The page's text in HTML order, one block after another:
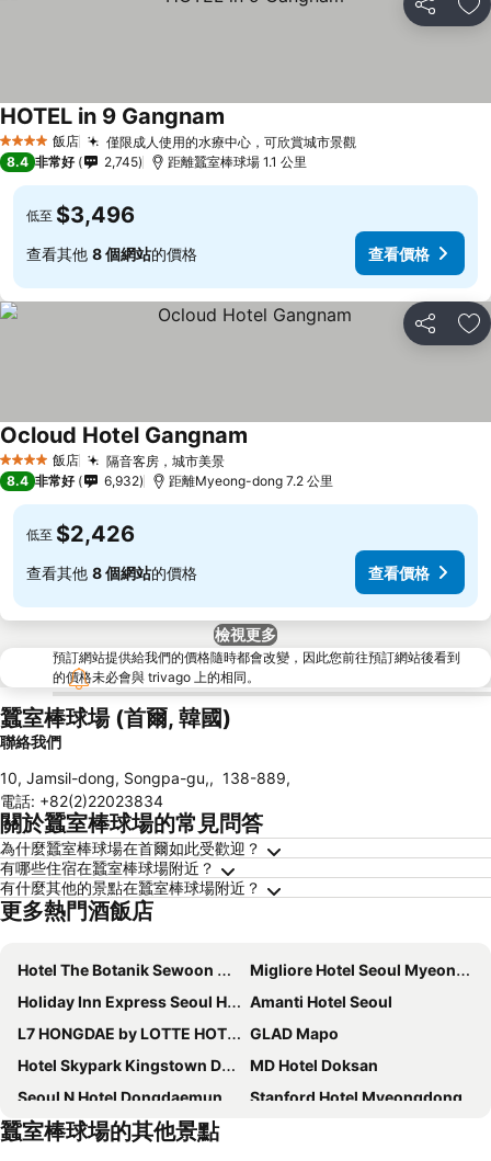
分享 加
4 星級 飯店 僅限成人使用的水療中心，可欣賞城市景觀
HOTEL in 9 Gangnam
8.4 非常好 2,745 距離蠶室棒球場 1.1 公里
低至 $3,496
查看其他 8 個網站的價格 查看價格
分享 加
4 星級 飯店 隔音客房，城市美景
Ocloud Hotel Gangnam
8.4 非常好 6,932 距離Myeong-dong 7.2 公里
低至 $2,426
查看其他 8 個網站的價格 查看價格
檢視更多
預訂網站提供給我們的價格隨時都會改變，因此您前往預訂網站後看到
的價格未必會與 trivago 上的相同。
蠶室棒球場 (首爾, 韓國)
聯絡我們
10, Jamsil-dong, Songpa-gu,, 138-889,
電話: +82(2)22023834
關於蠶室棒球場的常見問答
為什麼蠶室棒球場在首爾如此受歡迎？
有哪些住宿在蠶室棒球場附近？
有什麼其他的景點在蠶室棒球場附近？
更多熱門酒飯店
Hotel The Botanik Sewoon Myeongdong
Migliore Hotel Seoul Myeongdong
Holiday Inn Express Seoul Hongdae By Ihg
Amanti Hotel Seoul
L7 HONGDAE by LOTTE HOTELS
GLAD Mapo
Hotel Skypark Kingstown Dongdaemun
MD Hotel Doksan
Seoul N Hotel Dongdaemun
Stanford Hotel Myeongdong
HOTEL DRIP&DROP, Myeongdong
蠶室棒球場的其他景點